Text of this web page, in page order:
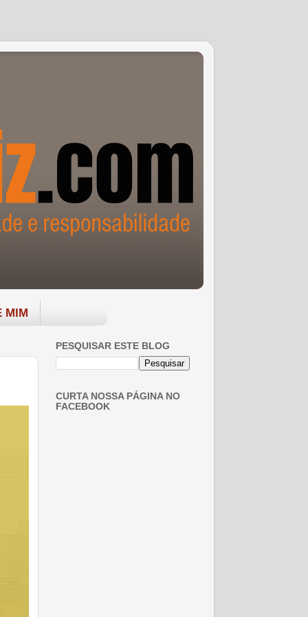
MIM
PESQUISAR ESTE BLOG
CURTA NOSSA PÁGINA NO
FACEBOOK